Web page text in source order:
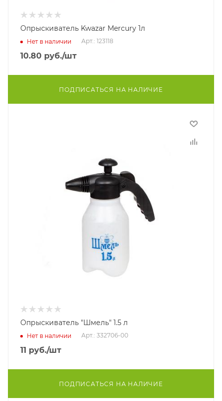
Опрыскиватель Kwazar Mercury 1л
Нет в наличии Арт.: 123118
10.80 руб./шт
ПОДПИСАТЬСЯ НА НАЛИЧИЕ
Опрыскиватель "Шмель" 1.5 л
Нет в наличии Арт.: 332706-00
11 руб./шт
ПОДПИСАТЬСЯ НА НАЛИЧИЕ